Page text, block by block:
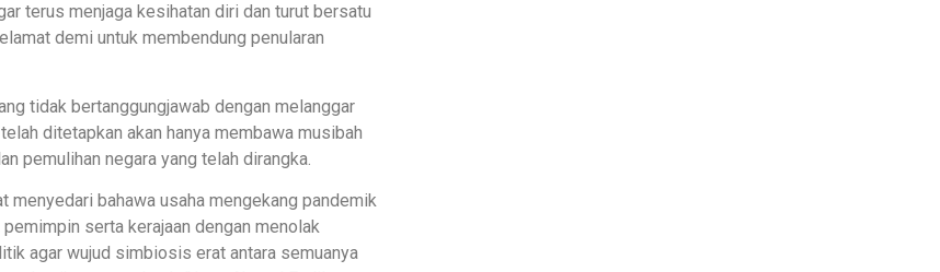
terus menjaga kesihatan diri dan turut bersatu
demi untuk membendung penularan
tidak bertanggungjawab dengan melanggar
ditetapkan akan hanya membawa musibah
pemulihan negara yang telah dirangka.
menyedari bahawa usaha mengekang pandemik
serta kerajaan dengan menolak
agar wujud simbiosis erat antara semuanya